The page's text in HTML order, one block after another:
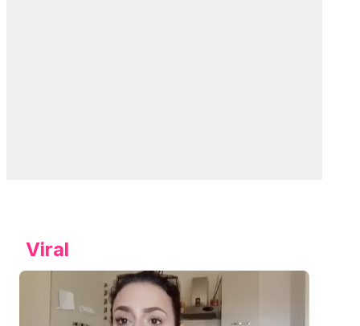
Viral